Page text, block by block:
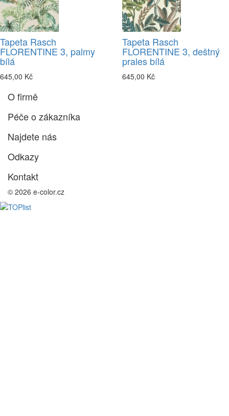
Tapeta Rasch
FLORENTINE 3, palmy
bílá
645,00 Kč
Tapeta Rasch
FLORENTINE 3, deštný
prales bílá
645,00 Kč
O firmě
Péče o zákazníka
Najdete nás
Odkazy
Kontakt
© 2026 e-color.cz